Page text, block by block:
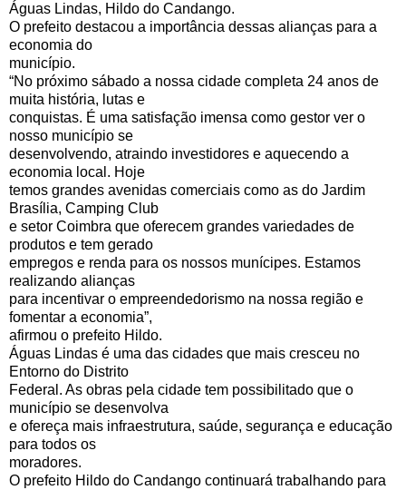
Águas Lindas, Hildo do Candango.
O prefeito destacou a importância dessas alianças para a
economia do
município.
“No próximo sábado a nossa cidade completa 24 anos de
muita história, lutas e
conquistas. É uma satisfação imensa como gestor ver o
nosso município se
desenvolvendo, atraindo investidores e aquecendo a
economia local. Hoje
temos grandes avenidas comerciais como as do Jardim
Brasília, Camping Club
e setor Coimbra que oferecem grandes variedades de
produtos e tem gerado
empregos e renda para os nossos munícipes. Estamos
realizando alianças
para incentivar o empreendedorismo na nossa região e
fomentar a economia”,
afirmou o prefeito Hildo.
Águas Lindas é uma das cidades que mais cresceu no
Entorno do Distrito
Federal. As obras pela cidade tem possibilitado que o
município se desenvolva
e ofereça mais infraestrutura, saúde, segurança e educação
para todos os
moradores.
O prefeito Hildo do Candango continuará trabalhando para